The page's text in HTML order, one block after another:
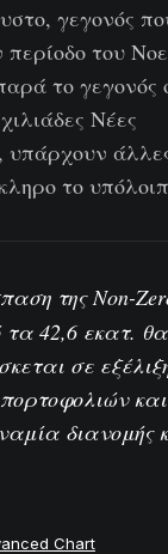
γεγονός
περίοδο του
το γεγονός
Νέες
υπάρχουν
το
της Non-
42,6 εκατ. θα
σε
διανομής
Chart